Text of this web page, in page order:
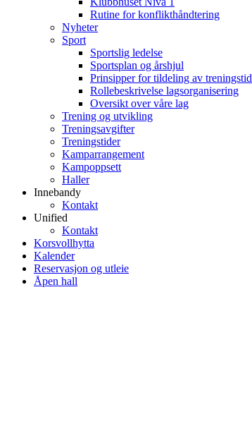
Rutine for konflikthåndtering
Nyheter
Sport
Sportslig ledelse
Sportsplan og årshjul
Prinsipper for tildeling av treningstid
Rollebeskrivelse lagsorganisering
Oversikt over våre lag
Trening og utvikling
Treningsavgifter
Treningstider
Kamparrangement
Kampoppsett
Haller
Innebandy
Kontakt
Unified
Kontakt
Korsvollhytta
Kalender
Reservasjon og utleie
Åpen hall